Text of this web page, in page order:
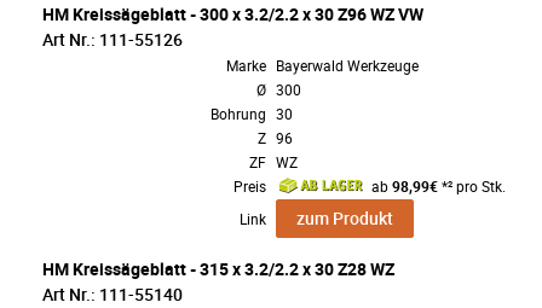
HM Kreissägeblatt - 300 x 3.2/2.2 x 30 Z96 WZ VW
Art Nr.: 111-55126
Marke Bayerwald Werkzeuge
Ø 300
Bohrung 30
Z 96
ZF WZ
Preis
ab98,99€*² pro Stk.
Link
zum Produkt
HM Kreissägeblatt - 315 x 3.2/2.2 x 30 Z28 WZ
Art Nr.: 111-55140